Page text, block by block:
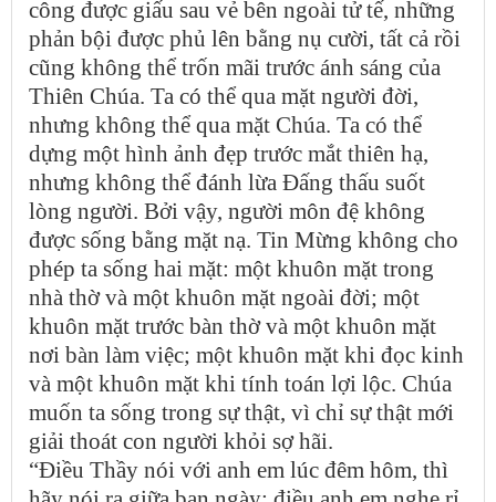
công được giấu sau vẻ bên ngoài tử tế, những
phản bội được phủ lên bằng nụ cười, tất cả rồi
cũng không thể trốn mãi trước ánh sáng của
Thiên Chúa. Ta có thể qua mặt người đời,
nhưng không thể qua mặt Chúa. Ta có thể
dựng một hình ảnh đẹp trước mắt thiên hạ,
nhưng không thể đánh lừa Đấng thấu suốt
lòng người. Bởi vậy, người môn đệ không
được sống bằng mặt nạ. Tin Mừng không cho
phép ta sống hai mặt: một khuôn mặt trong
nhà thờ và một khuôn mặt ngoài đời; một
khuôn mặt trước bàn thờ và một khuôn mặt
nơi bàn làm việc; một khuôn mặt khi đọc kinh
và một khuôn mặt khi tính toán lợi lộc. Chúa
muốn ta sống trong sự thật, vì chỉ sự thật mới
giải thoát con người khỏi sợ hãi.
“Điều Thầy nói với anh em lúc đêm hôm, thì